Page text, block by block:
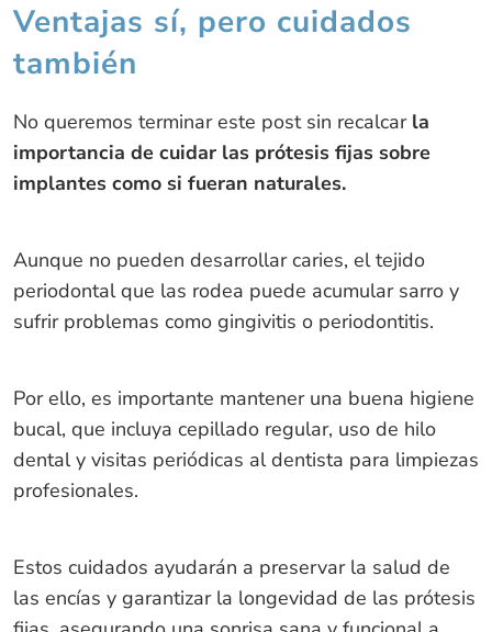
Ventajas sí, pero cuidados
también
No queremos terminar este post sin recalcar la
importancia de cuidar las prótesis fijas sobre
implantes como si fueran naturales.
Aunque no pueden desarrollar caries, el tejido
periodontal que las rodea puede acumular sarro y
sufrir problemas como gingivitis o periodontitis.
Por ello, es importante mantener una buena higiene
bucal, que incluya cepillado regular, uso de hilo
dental y visitas periódicas al dentista para limpiezas
profesionales.
Estos cuidados ayudarán a preservar la salud de
las encías y garantizar la longevidad de las prótesis